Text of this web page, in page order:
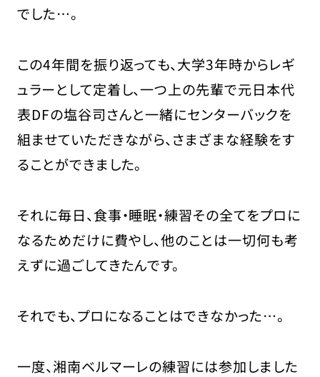
でした…。
この4年間を振り返っても、大学3年時からレギ
ュラーとして定着し、一つ上の先輩で元日本代
表DFの塩谷司さんと一緒にセンターバックを
組ませていただきながら、さまざまな経験をす
ることができました。
それに毎日、食事・睡眠・練習その全てをプロに
なるためだけに費やし、他のことは一切何も考
えずに過ごしてきたんです。
それでも、プロになることはできなかった…。
一度、湘南ベルマーレの練習には参加しました